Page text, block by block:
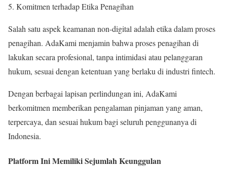
Komitmen terhadap Etika Penagihan
Salah satu aspek keamanan non-digital adalah etika dalam proses
penagihan. AdaKami menjamin bahwa proses penagihan di
lakukan secara profesional, tanpa intimidasi atau pelanggaran
hukum, sesuai dengan ketentuan yang berlaku di industri fintech.
Dengan berbagai lapisan perlindungan ini, AdaKami
berkomitmen memberikan pengalaman pinjaman yang aman,
terpercaya, dan sesuai hukum bagi seluruh penggunanya di
Indonesia.
Platform Ini Memiliki Sejumlah Keunggulan